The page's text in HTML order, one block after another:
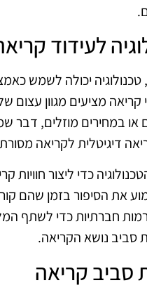
לעידוד
טכנולוגיה יכולה לשמש
קריאה מציעים מגוון
או במחירים מוזלים,
דיגיטלית לקריאה
כדי ליצור
את הסיפור בזמן שהם
חברתיות כדי לשתף
סביב נושא הקריאה.
סביב קריאה